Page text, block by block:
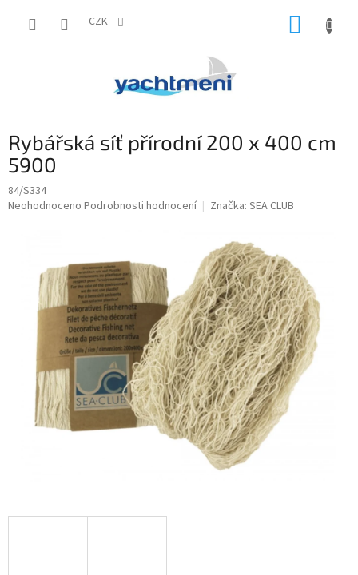
CZK
Rybářská síť přírodní 200 x 400 cm
5900
84/S334
Průměrné
hvězdiček.
Neohodnoceno Podrobnosti hodnocení Značka: SEA CLUB